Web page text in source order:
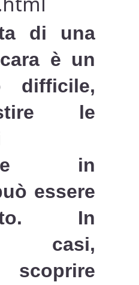
di una
è un
difficile,
le
in
essere
In
casi,